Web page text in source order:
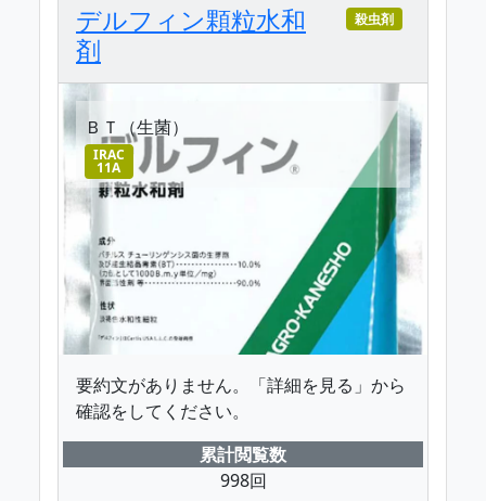
デルフィン顆粒水和
剤
殺虫剤
ＢＴ（生菌）
IRAC
11A
要約文がありません。「詳細を見る」から
確認をしてください。
累計閲覧数
998回